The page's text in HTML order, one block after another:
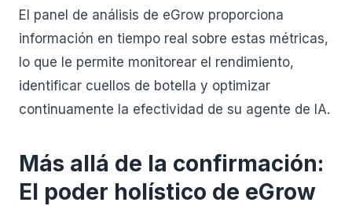
El panel de análisis de eGrow proporciona
información en tiempo real sobre estas métricas,
lo que le permite monitorear el rendimiento,
identificar cuellos de botella y optimizar
continuamente la efectividad de su agente de IA.
Más allá de la confirmación:
El poder holístico de eGrow